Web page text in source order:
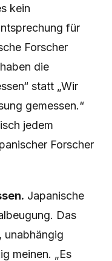
kein
für
Forscher
die
statt „Wir
gemessen.“
jedem
Forscher
Japanische
Das
unabhängig
meinen. „Es